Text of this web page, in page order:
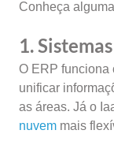
Conheça
1.
O ERP funciona
unificar
as áreas. Já o
nuvem mais